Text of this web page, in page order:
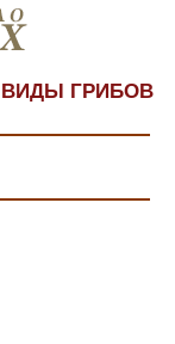
ВИДЫ ГРИБОВ